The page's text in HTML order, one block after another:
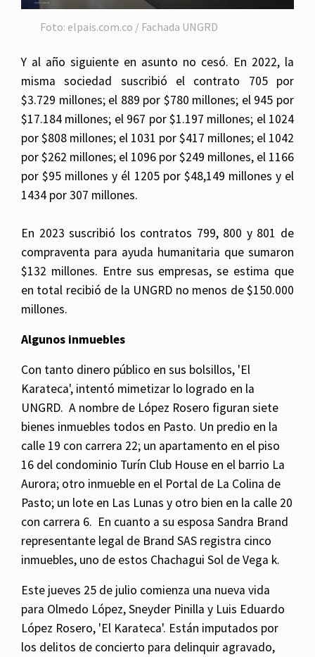
Foto: elpais.com.co / Fachada UNGRD
Y al año siguiente en asunto no cesó. En 2022, la
misma sociedad suscribió el contrato 705 por
$3.729 millones; el 889 por $780 millones; el 945 por
$17.184 millones; el 967 por $1.197 millones; el 1024
por $808 millones; el 1031 por $417 millones; el 1042
por $262 millones; el 1096 por $249 millones, el 1166
por $95 millones y él 1205 por $48,149 millones y el
1434 por 307 millones.
En 2023 suscribió los contratos 799, 800 y 801 de
compraventa para ayuda humanitaria que sumaron
$132 millones. Entre sus empresas, se estima que
en total recibió de la UNGRD no menos de $150.000
millones.
Algunos inmuebles
Con tanto dinero público en sus bolsillos, 'El
Karateca', intentó mimetizar lo logrado en la
UNGRD. A nombre de López Rosero figuran siete
bienes inmuebles todos en Pasto. Un predio en la
calle 19 con carrera 22; un apartamento en el piso
16 del condominio Turín Club House en el barrio La
Aurora; otro inmueble en el Portal de La Colina de
Pasto; un lote en Las Lunas y otro bien en la calle 20
con carrera 6. En cuanto a su esposa Sandra Brand
representante legal de Brand SAS registra cinco
inmuebles, uno de estos Chachagui Sol de Vega k.
Este jueves 25 de julio comienza una nueva vida
para Olmedo López, Sneyder Pinilla y Luis Eduardo
López Rosero, 'El Karateca'. Están imputados por
los delitos de concierto para delinquir agravado,